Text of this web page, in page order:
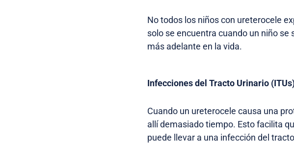
No todos los niños con ureterocele
solo se encuentra cuando un niño
más adelante en la vida.
Infecciones del Tracto Urinario
Cuando un ureterocele causa una
allí demasiado tiempo. Esto facilita
puede llevar a una infección del